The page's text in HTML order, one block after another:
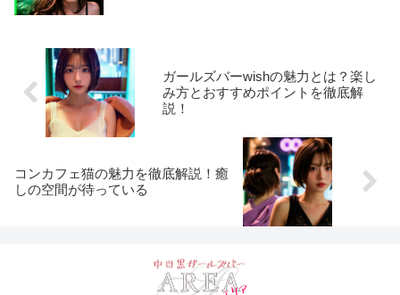
ガールズバーwishの魅力とは？楽し
み方とおすすめポイントを徹底解
説！
コンカフェ猫の魅力を徹底解説！癒
しの空間が待っている